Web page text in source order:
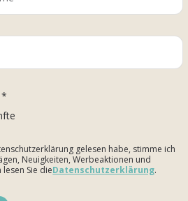
*
gelesen habe, stimme ich
Neuigkeiten, Werbeaktionen und
Sie dieDatenschutzerklärung.